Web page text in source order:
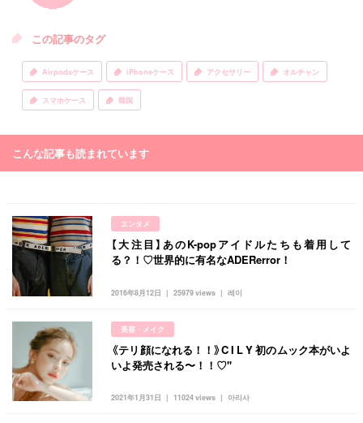
この記事のタグ
Airpodsケース iPhoneケース アクセサリー オルチャン
スマホケース 韓国
こんな記事も読まれています
エンタメ
2016年8月12日 레이
25979 views
【大注目】あのK-popアイドルたちも着用して
る？！♡世界的に有名なADERerror！
美容・メイク
2021年1月31日 아리사
11024 views
《テリ顔になれる！！》C I L Y 初のムック本がいよ
いよ発売される〜！！♡''